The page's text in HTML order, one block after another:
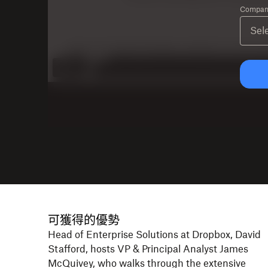
可獲得的優勢
Head of Enterprise Solutions at Dropbox, David
Stafford, hosts VP & Principal Analyst James
McQuivey, who walks through the extensive